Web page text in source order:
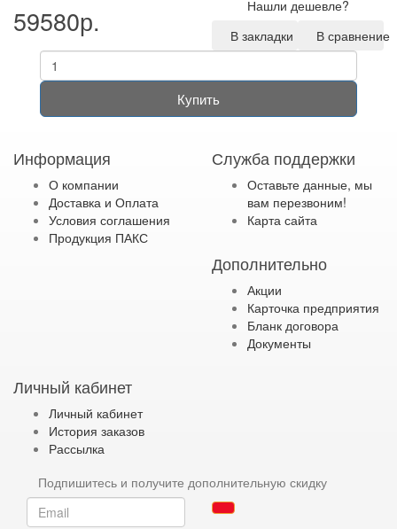
59580р.
Нашли дешевле?
В закладки
В сравнение
Купить
Информация
О компании
Доставка и Оплата
Условия соглашения
Продукция ПАКС
Служба поддержки
Оставьте данные, мы
вам перезвоним!
Карта сайта
Дополнительно
Акции
Карточка предприятия
Бланк договора
Документы
Личный кабинет
Личный кабинет
История заказов
Рассылка
Подпишитесь и получите дополнительную скидку